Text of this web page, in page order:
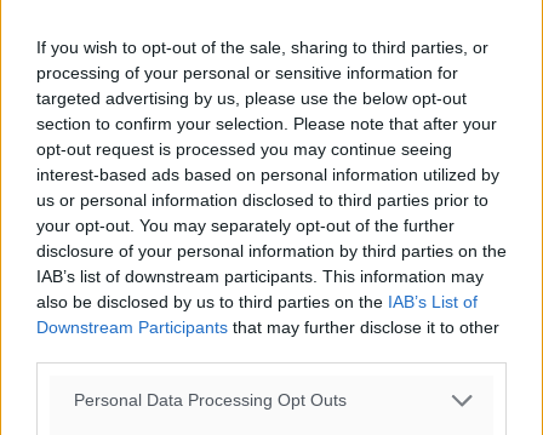
If you wish to opt-out of the sale, sharing to third parties, or
processing of your personal or sensitive information for
targeted advertising by us, please use the below opt-out
section to confirm your selection. Please note that after your
opt-out request is processed you may continue seeing
interest-based ads based on personal information utilized by
us or personal information disclosed to third parties prior to
your opt-out. You may separately opt-out of the further
disclosure of your personal information by third parties on the
IAB’s list of downstream participants. This information may
also be disclosed by us to third parties on the IAB’s List of
Downstream Participants that may further disclose it to other
Personal Data Processing Opt Outs
ΔΙΑΒΑΣΕ ΕΠΙΣΗΣ
ΕΙΔΉΣΕΙΣ
Νέες ταυτότητες: Ποιοι πρέπει να τις αλλάξουν άμεσα
και ποιοι όχι
06.08.26 · 13:25
ΕΙΔΉΣΕΙΣ
Στην ΑΑΔΕ ο Μητσοτάκης για το myAGRO: «Είναι μια
πολύ σημαντική ημέρα για τον πρωτογενή τομέα»
06.08.26 · 11:37
ΕΙΔΉΣΕΙΣ
Ξενοδοχεία: Ανοδος 10% στον τζίρο με στάσιμες